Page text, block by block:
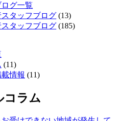
グ一覧
タッフブログ (13)
タッフブログ (185)
(11)
情報 (11)
コラム